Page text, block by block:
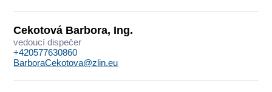
Cekotová Barbora, Ing.
vedoucí dispečer
+420577630860
BarboraCekotova@zlin.eu